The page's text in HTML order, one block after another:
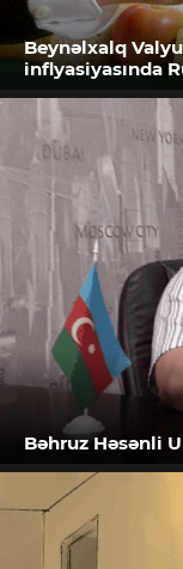
Beynəlxalq
inflyasiyasında
Bəhruz Həsənli